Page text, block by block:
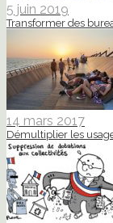
5 juin 2019
Transformer des
14 mars 2017
Démultiplier les